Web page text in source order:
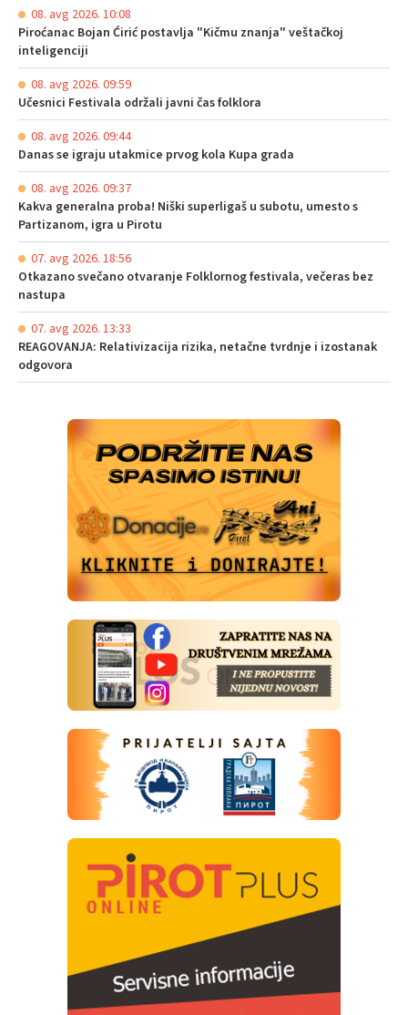
08. avg 2026. 10:08
Piroćanac Bojan Ćirić postavlja "Kičmu znanja" veštačkoj
inteligenciji
08. avg 2026. 09:59
Učesnici Festivala održali javni čas folklora
08. avg 2026. 09:44
Danas se igraju utakmice prvog kola Kupa grada
08. avg 2026. 09:37
Kakva generalna proba! Niški superligaš u subotu, umesto s
Partizanom, igra u Pirotu
07. avg 2026. 18:56
Otkazano svečano otvaranje Folklornog festivala, večeras bez
nastupa
07. avg 2026. 13:33
REAGOVANJA: Relativizacija rizika, netačne tvrdnje i izostanak
odgovora